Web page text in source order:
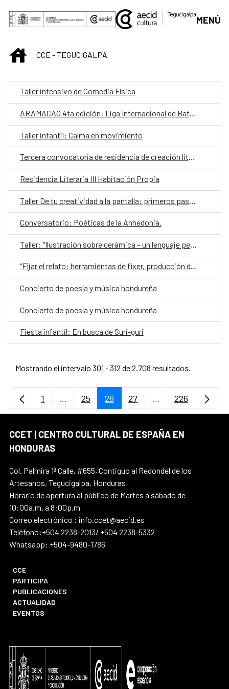
Saltar al contenido principal
MENÚ
INICIOCCE - TEGUCIGALPA
Taller intensivo de Comedia Física
ARAMACAO 4ta edición: Liga Internacional de Batallas de Rap Escritas
Taller infantil: Calma en movimiento
Tercera convocatoria de residencia de creación literaria
Residencia Literaria III Habitación Propia
Conversatorio: Poéticas de la Anhedonia.
Taller: "Ilustración sobre cerámica – un lenguaje personal”
“Fijar el relato: herramientas de fixer, producción de campo y asistencia de dirección en proyectos audiovisuales y periodísticos”
Concierto de poesía y música hondureña
Concierto de poesía y música hondureña
Fiesta infantil: En busca de Suri-guri
Mostrando el intervalo 301 - 312 de 2.708 resultados.
Página
1 ...Páginas intermedias Use TAB para
Página
25 Página
26 Página
27 ...PáginasPágina
226
CCET | CENTRO CULTURAL DE ESPAÑA EN
HONDURAS
Col. Palmira 1ª Calle, #655, Contiguo al Redondel de los
Artesanos, Tegucigalpa, Honduras
Horario de apertura al público de Martes a sábado de
10:00a.m. a 8:00p.m
Correo electrónico : info.ccet@aecid.es
Teléfono:+504 2238-2013/ +504 2238-5332
Whatsapp: +504-9480-1786
CCE
PARTICIPA
PUBLICACIONES
ACTUALIDAD
EVENTOS